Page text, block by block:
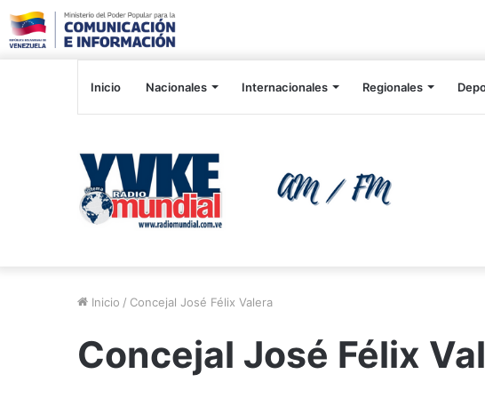
Inicio Nacionales Internacionales Regionales
Inicio / Concejal José Félix Valera
Concejal José Félix